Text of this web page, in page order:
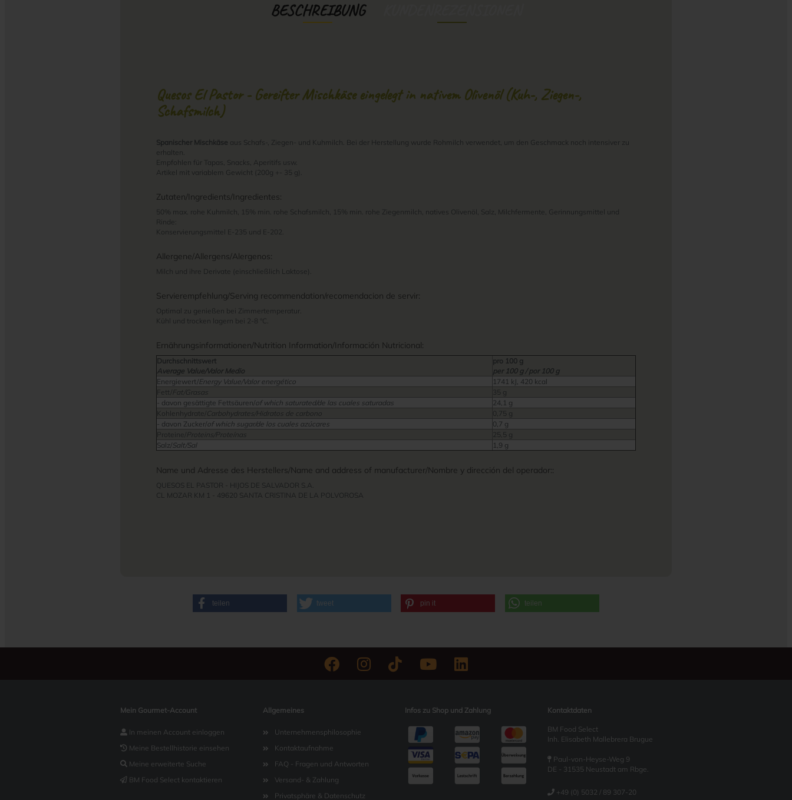
BESCHREIBUNG
Quesos El Pastor - Gereifter Mischkäse eingelegt in nativem Olivenöl (Kuh-, Ziegen-,
Schafsmilch)
Spanischer Mischkäse aus Schafs-, Ziegen- und Kuhmilch. Bei der Herstellung wurde Rohmilch verwendet, um den Geschmack noch intensiver zu
erhalten.
Empfohlen für Tapas, Snacks, Aperitifs usw.
Artikel mit variablem Gewicht (200g +- 35 g).
Zutaten/Ingredients/Ingredientes:
50% max. rohe Kuhmilch, 15% min. rohe Schafsmilch, 15% min. rohe Ziegenmilch, natives Olivenöl, Salz, Milchfermente, Gerinnungsmittel und
Rinde:
Konservierungsmittel E-235 und E-202.
Allergene/Allergens/Alergenos:
Milch und ihre Derivate (einschließlich Laktose).
Servierempfehlung/Serving recommendation/recomendacion de servir:
Optimal zu genießen bei Zimmertemperatur.
Kühl und trocken lagern bei 2-8 °C.
Ernährungsinformationen/Nutrition Information/Información Nutricional:
Durchschnittswert
Average Value/Valor Medio
pro 100 g
per 100 g / por 100 g
Energiewert/Energy Value/Valor energético
1741 kJ, 420 kcal
Fett/ Fat/Grasas
35 g
- davon gesättigte Fettsäuren/of which saturated/de las cuales saturadas
24,1 g
Kohlenhydrate/ Carbohydrates/Hidratos de carbono
0,75 g
- davon Zucker/of which sugar/de los cuales azúcares
0,7 g
Proteine/ Proteins/Proteínas
25,5 g
Salz/Salt/Sal 1,9 g
Name und Adresse des Herstellers/Name and address of manufacturer/Nombre y dirección del operador::
QUESOS EL PASTOR - HIJOS DE SALVADOR S.A.
CL MOZAR KM 1 - 49620 SANTA CRISTINA DE LA POLVOROSA
teilen tweet pin it teilen
Mein Gourmet-Account
In meinen Account einloggen
Meine Bestellhistorie einsehen
Meine erweiterte Suche
BM Food Select kontaktieren
Allgemeines
Unternehmensphilosophie
Kontaktaufnahme
FAQ - Fragen und Antworten
Versand- & Zahlung
Privatsphäre & Datenschutz
Infos zu Shop und Zahlung Kontaktdaten
BM Food Select
Inh. Elisabeth Mallebrera Brugue
Paul-von-Heyse-Weg 9
DE - 31535 Neustadt am Rbge.
+49 (0) 5032 / 89 307-20